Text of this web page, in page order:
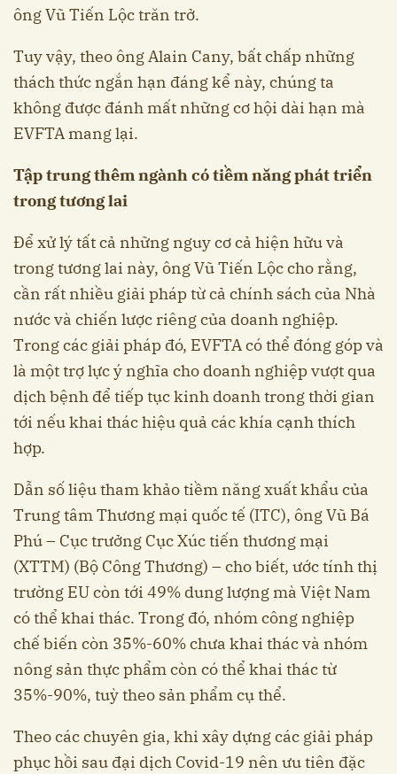
ông Vũ Tiến Lộc trăn trở.
Tuy vậy, theo ông Alain Cany, bất chấp những
thách thức ngắn hạn đáng kể này, chúng ta
không được đánh mất những cơ hội dài hạn mà
EVFTA mang lại.
Tập trung thêm ngành có tiềm năng phát triển
trong tương lai
Để xử lý tất cả những nguy cơ cả hiện hữu và
trong tương lai này, ông Vũ Tiến Lộc cho rằng,
cần rất nhiều giải pháp từ cả chính sách của Nhà
nước và chiến lược riêng của doanh nghiệp.
Trong các giải pháp đó, EVFTA có thể đóng góp và
là một trợ lực ý nghĩa cho doanh nghiệp vượt qua
dịch bệnh để tiếp tục kinh doanh trong thời gian
tới nếu khai thác hiệu quả các khía cạnh thích
hợp.
Dẫn số liệu tham khảo tiềm năng xuất khẩu của
Trung tâm Thương mại quốc tế (ITC), ông Vũ Bá
Phú – Cục trưởng Cục Xúc tiến thương mại
(XTTM) (Bộ Công Thương) – cho biết, ước tính thị
trường EU còn tới 49% dung lượng mà Việt Nam
có thể khai thác. Trong đó, nhóm công nghiệp
chế biến còn 35%-60% chưa khai thác và nhóm
nông sản thực phẩm còn có thể khai thác từ
35%-90%, tuỳ theo sản phẩm cụ thể.
Theo các chuyên gia, khi xây dựng các giải pháp
phục hồi sau đại dịch Covid-19 nên ưu tiên đặc